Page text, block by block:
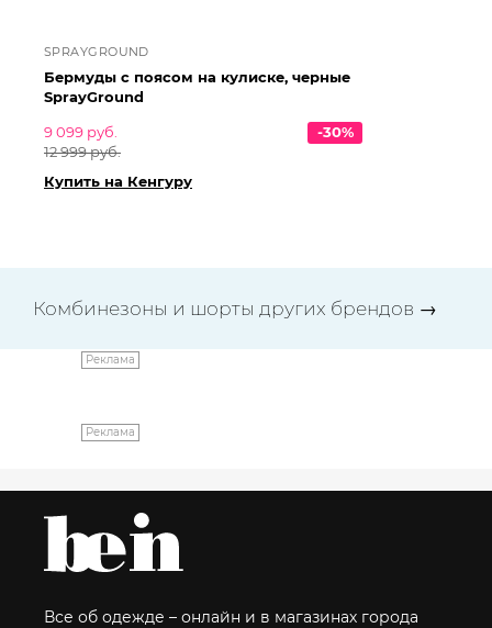
SPRAYGROUND
Бермуды с поясом на кулиске, черные
SprayGround
9 099 руб.
12 999 руб.
-30%
Купить на Кенгуру
Комбинезоны и шорты других брендов →
Реклама
Реклама
Все об одежде – онлайн и в магазинах города